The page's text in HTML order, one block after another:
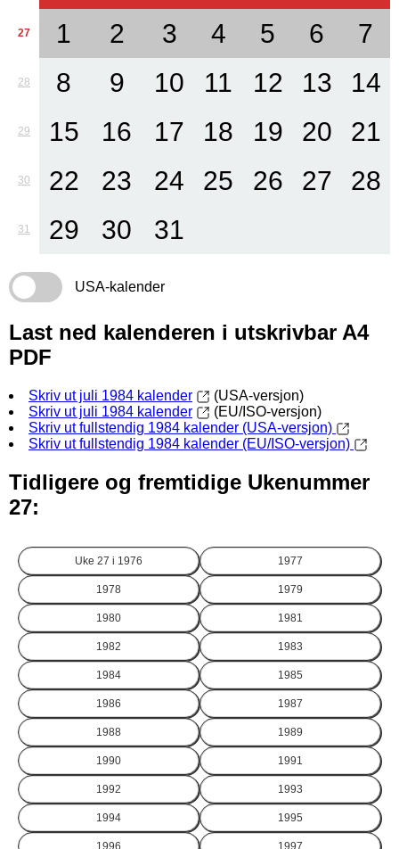
27 1 2 3 4 5 6 7
28 8 9 10 11 12 13 14
29 15 16 17 18 19 20 21
30 22 23 24 25 26 27 28
31 29 30 31
USA-kalender
Last ned kalenderen i utskrivbar A4
PDF
Skriv ut juli 1984 kalender
(USA-versjon)
Skriv ut juli 1984 kalender
(EU/ISO-versjon)
Skriv ut fullstendig 1984 kalender (USA-versjon)
Skriv ut fullstendig 1984 kalender (EU/ISO-versjon)
Tidligere og fremtidige Ukenummer
27:
Uke 27 i 1976 1977
1978 1979
1980 1981
1982 1983
1984 1985
1986 1987
1988 1989
1990 1991
1992 1993
1994 1995
1996 1997